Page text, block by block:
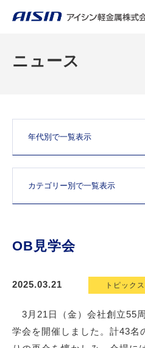
ニュース
OB見学会
2025.03.21 トピックス
3月21日（金）会社創立55
学会を開催しました。計43名